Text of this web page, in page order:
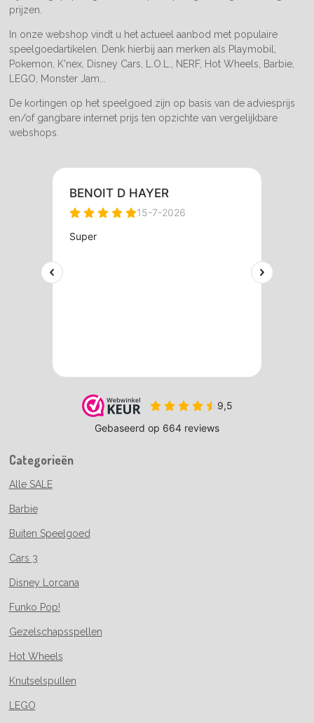
prijzen.
In onze webshop vindt u het actueel aanbod met populaire
speelgoedartikelen. Denk hierbij aan merken als Playmobil,
Pokemon, K'nex, Disney Cars, L.O.L., NERF, Hot Wheels, Barbie,
LEGO, Monster Jam...
De kortingen op het speelgoed zijn op basis van de adviesprijs
en/of gangbare internet prijs ten opzichte van vergelijkbare
webshops.
Categorieën
Alle SALE
Barbie
Buiten Speelgoed
Cars 3
Disney Lorcana
Funko Pop!
Gezelschapsspellen
Hot Wheels
Knutselspullen
LEGO